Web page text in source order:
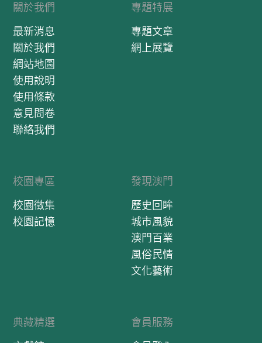
關於我們
最新消息
關於我們
網站地圖
使用說明
使用條款
意見問卷
聯絡我們
專題特展
專題文章
網上展覽
校園專區
校園徵集
校園記憶
發現澳門
歷史回眸
城市風貌
澳門百業
風俗民情
文化藝術
典藏精選
會員服務